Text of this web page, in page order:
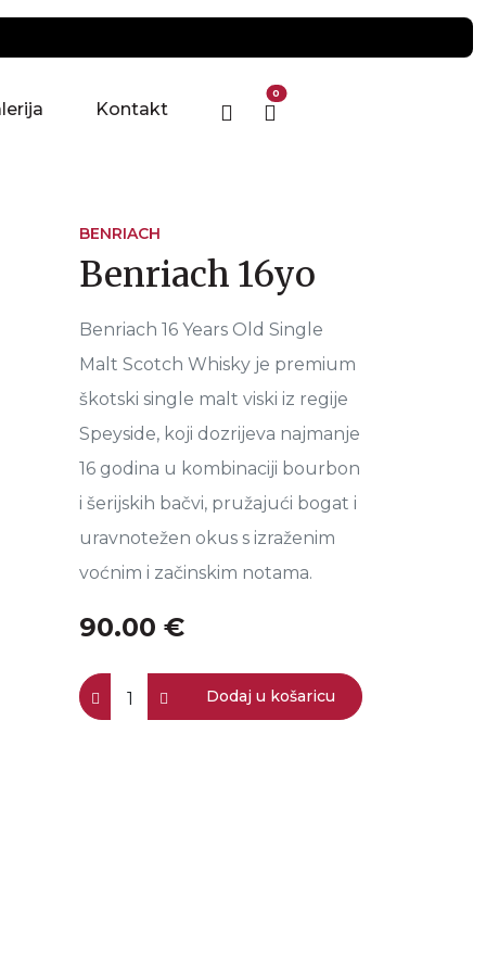
Kontakt
0
BENRIACH
Benriach 16yo
Benriach 16 Years Old Single
Malt Scotch Whisky je premium
škotski single malt viski iz regije
Speyside, koji dozrijeva najmanje
16 godina u kombinaciji bourbon
i šerijskih bačvi, pružajući bogat i
uravnotežen okus s izraženim
voćnim i začinskim notama.
90.00 €
Dodaj u košaricu